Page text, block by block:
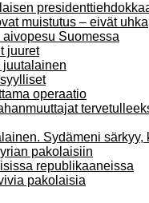
muistutus – eivät uhka
Suomessa
juuret
juutalainen
operaatio
Sydämeni särkyy,
pakolaisiin
republikaaneissa
pakolaisia